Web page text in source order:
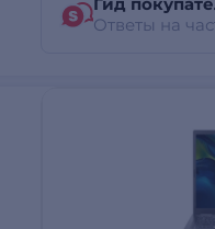
Ответы на